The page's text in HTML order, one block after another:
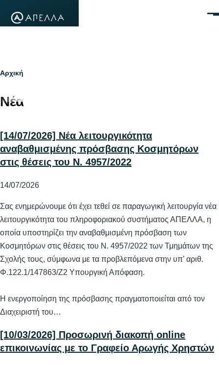
Breadcrumb
Αρχική
Νέα
[14/07/2026] Νέα λειτουργικότητα
αναβαθμισμένης πρόσβασης Κοσμητόρων
στις θέσεις του Ν. 4957/2022
14/07/2026
Σας ενημερώνουμε ότι έχει τεθεί σε παραγωγική λειτουργία νέα
λειτουργικότητα του πληροφοριακού συστήματος ΑΠΕΛΛΑ, η
οποία υποστηρίζει την αναβαθμισμένη πρόσβαση των
Κοσμητόρων στις θέσεις του Ν. 4957/2022 των Τμημάτων της
Σχολής τους, σύμφωνα με τα προβλεπόμενα στην υπ’ αριθ.
Φ.122.1/147863/Ζ2 Υπουργική Απόφαση.
Η ενεργοποίηση της πρόσβασης πραγματοποιείται από τον
Διαχειριστή του…
[10/03/2026] Προσωρινή διακοπή online
επικοινωνίας με το Γραφείο Αρωγής Χρηστών